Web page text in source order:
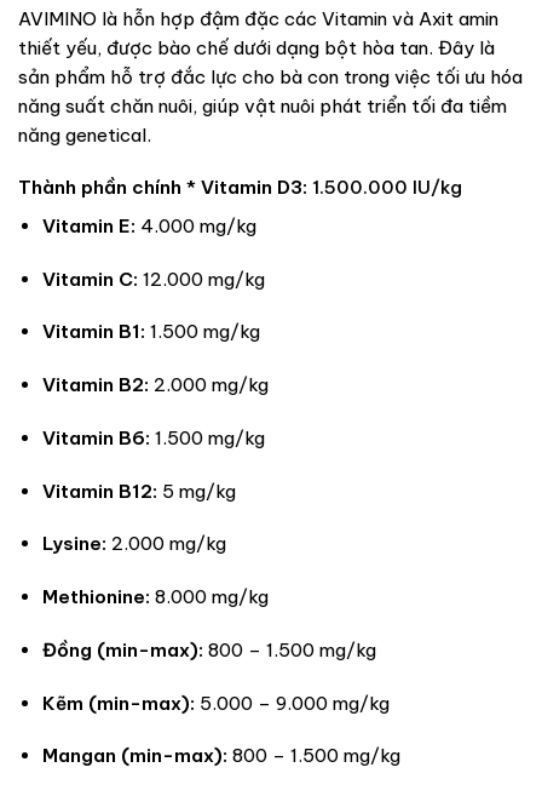
AVIMINO là hỗn hợp đậm đặc các Vitamin và Axit amin
thiết yếu, được bào chế dưới dạng bột hòa tan. Đây là
sản phẩm hỗ trợ đắc lực cho bà con trong việc tối ưu hóa
năng suất chăn nuôi, giúp vật nuôi phát triển tối đa tiềm
năng genetical.
Thành phần chính * Vitamin D3: 1.500.000 IU/kg
Vitamin E: 4.000 mg/kg
Vitamin C: 12.000 mg/kg
Vitamin B1: 1.500 mg/kg
Vitamin B2: 2.000 mg/kg
Vitamin B6: 1.500 mg/kg
Vitamin B12: 5 mg/kg
Lysine: 2.000 mg/kg
Methionine: 8.000 mg/kg
Đồng (min-max): 800 – 1.500 mg/kg
Kẽm (min-max): 5.000 – 9.000 mg/kg
Mangan (min-max): 800 – 1.500 mg/kg